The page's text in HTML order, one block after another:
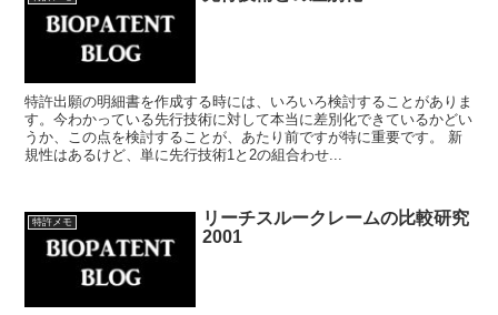
特許出願の明細書を作成する時には、いろいろ検討することがありま
す。今わかっている先行技術に対して本当に差別化できているかどい
うか、この点を検討することが、あたり前ですが特に重要です。 新
規性はあるけど、単に先行技術1と2の組合わせ...
特許メモ
リーチスルークレームの比較研究
2001